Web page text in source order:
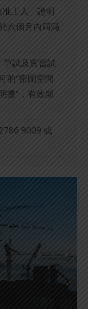
工人」證明
六個月內屆滿
試及實習試
的“密閉空間
書”，有效期
9009 或